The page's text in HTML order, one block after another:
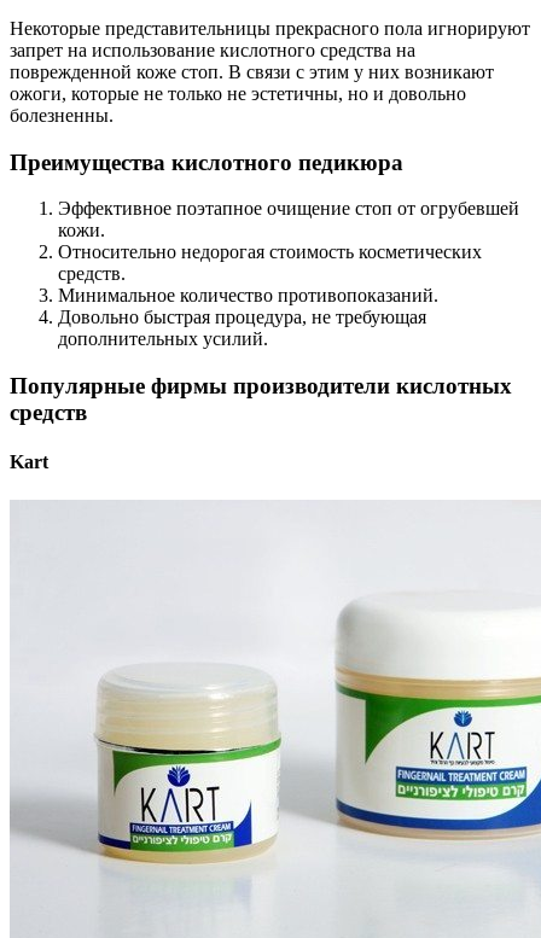
Некоторые представительницы прекрасного пола игнорируют
запрет на использование кислотного средства на
поврежденной коже стоп. В связи с этим у них возникают
ожоги, которые не только не эстетичны, но и довольно
болезненны.
Преимущества кислотного педикюра
Эффективное поэтапное очищение стоп от огрубевшей
кожи.
Относительно недорогая стоимость косметических
средств.
Минимальное количество противопоказаний.
Довольно быстрая процедура, не требующая
дополнительных усилий.
Популярные фирмы производители кислотных
средств
Kart